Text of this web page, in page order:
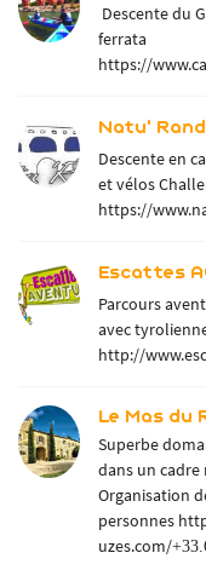
Descente du
ferrata
https://
Natu'
Descente en
et vélos
https://
Escattes
Parcours
avec
http://
Le Mas du
Superbe
dans un cadre
Organisation
personnes
uzes.com/